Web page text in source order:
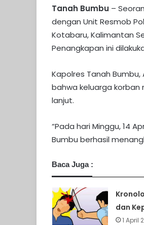
Tanah Bumbu –
dengan Unit Resmob
Kotabaru, Kalimantan
Penangkapan ini
Kapolres Tanah Bumbu,
bahwa keluarga korban
lanjut.
“Pada hari Minggu, 14
Bumbu berhasil
Baca Juga :
dan
1 April